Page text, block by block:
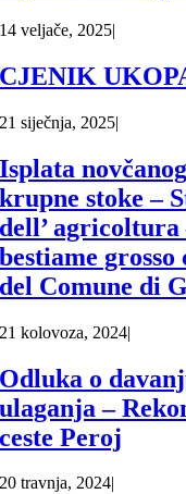
14 veljače, 2025|
CJENIK
21 siječnja, 2025|
Isplata
krupne stoke –
dell’
bestiame
del Comune di
21 kolovoza, 2024|
Odluka o
ulaganja –
ceste Peroj
20 travnja, 2024